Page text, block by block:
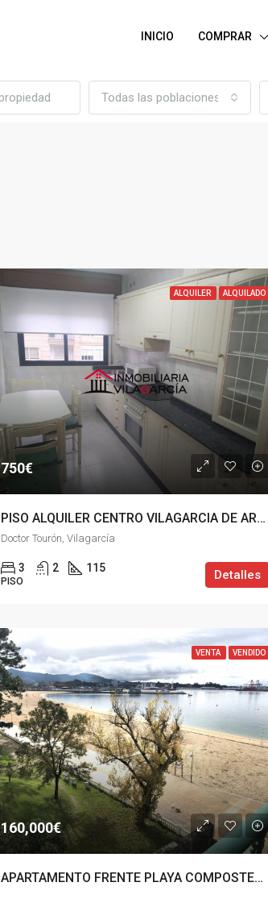
INICIO COMPRAR
Todas las poblaciones
ALQUILER ALQUILADO
750€
PISO ALQUILER CENTRO VILAGARCIA DE AROUSA
Doctor Tourón, Vilagarcía
3 2 115
PISO Detalles
VENTA VENDIDO
160,000€
APARTAMENTO FRENTE PLAYA COMPOSTELA VILAGARCIA